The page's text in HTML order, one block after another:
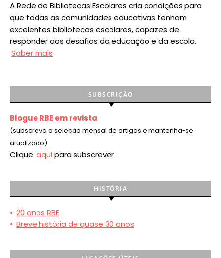
A Rede de Bibliotecas Escolares cria condições para
que todas as comunidades educativas tenham
excelentes bibliotecas escolares, capazes de
responder aos desafios da educação e da escola.
Saber mais
SUBSCRIÇÃO
Blogue RBE em revista
(subscreva a seleção mensal de artigos e mantenha-se
atualizado)
Clique aqui para subscrever
HISTÓRIA
• 20 anos RBE
• Breve história de quase 30 anos